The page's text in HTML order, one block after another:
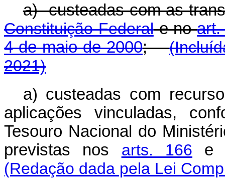
a) custeadas com as
Constituição Federale noart.
4 de maio de 2000;
2021)
a) custeadas com
aplicações vinculadas,
Tesouro Nacional do
previstas nos arts. 166
(Redação dada pela Lei